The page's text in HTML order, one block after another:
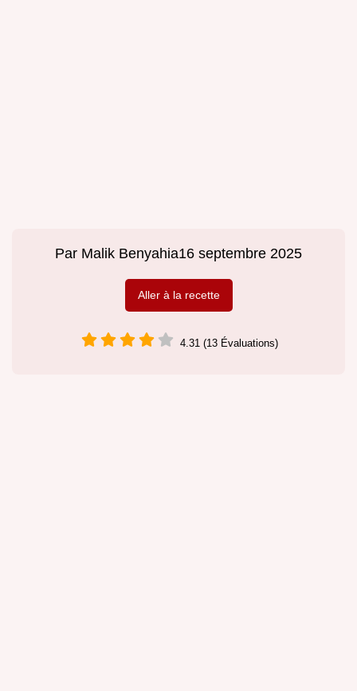
Par Malik Benyahia16 septembre 2025
Aller à la recette
4.31 (13 Évaluations)